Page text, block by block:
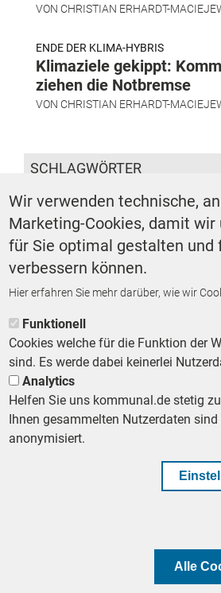
VON CHRISTIAN ERHARDT-
ENDE DER KLIMA-HYBRIS
Klimaziele gekippt:
ziehen die Notbremse
VON CHRISTIAN ERHARDT-
SCHLAGWÖRTER
Ländlicher Raum Ärztemangel
Krankenhäuser
ZURÜCK ZUR
Footer First Navigation
MESSE KOMMUNAL LESERSERVICE AGB
IMPRESSUM
Footer
Wir verwenden technische,
Marketing-Cookies, damit wir
für Sie optimal gestalten und
verbessern können.
Hier erfahren Sie mehr darüber, wie wir
Funktionell
Cookies welche für die Funktion der
sind. Es werde dabei keinerlei
Analytics
Helfen Sie uns kommunal.de stetig
Ihnen gesammelten Nutzerdaten
anonymisiert.
Alle